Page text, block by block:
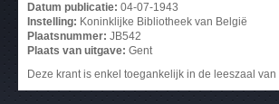
Datum publicatie: 04-07-1943
Instelling: Koninklijke Bibliotheek van België
Plaatsnummer: JB542
Plaats van uitgave: Gent
Deze krant is enkel toegankelijk in de leeszaal van